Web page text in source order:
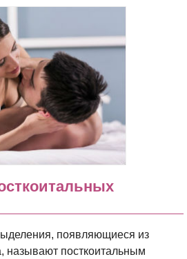
появляющиеся из
называют посткоитальным